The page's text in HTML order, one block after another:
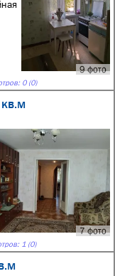
9 фото
0 (0)
7 фото
1 (0)